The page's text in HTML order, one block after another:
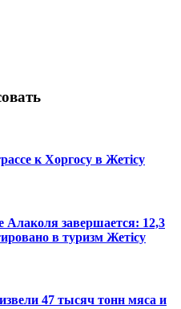
к Хоргосу в Жетісу
Алаколя завершается: 12,3
в туризм Жетісу
47 тысяч тонн мяса и